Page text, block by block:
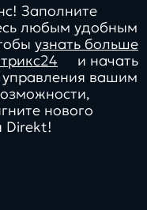
Заполните
любым удобным
узнать больше
и начать
управления вашим
нового
Direkt!